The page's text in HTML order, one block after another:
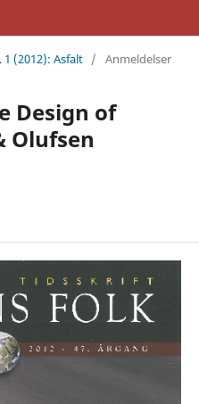
1 (2012): Asfalt / Anmeldelser
Design of
Olufsen